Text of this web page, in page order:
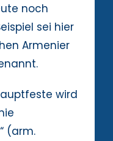
noch
sei hier
Armenier
wird
(arm.